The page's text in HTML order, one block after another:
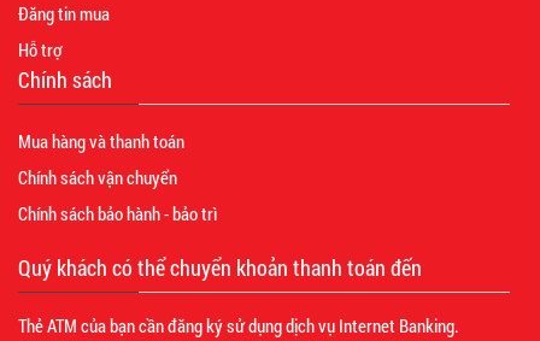
Đăng tin mua
Hỗ trợ
Chính sách
Mua hàng và thanh toán
Chính sách vận chuyển
Chính sách bảo hành - bảo trì
Quý khách có thể chuyển khoản thanh toán đến
Thẻ ATM của bạn cần đăng ký sử dụng dịch vụ Internet Banking.